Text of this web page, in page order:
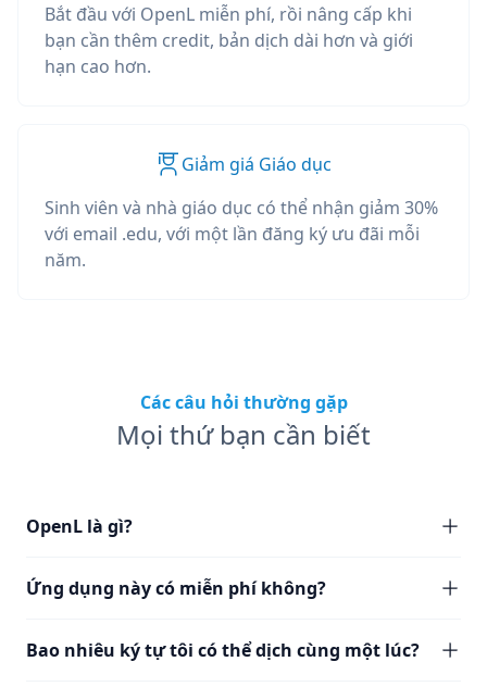
Bắt đầu với OpenL miễn phí, rồi nâng cấp khi
bạn cần thêm credit, bản dịch dài hơn và giới
hạn cao hơn.
Giảm giá Giáo dục
Sinh viên và nhà giáo dục có thể nhận giảm 30%
với email .edu, với một lần đăng ký ưu đãi mỗi
năm.
Các câu hỏi thường gặp
Mọi thứ bạn cần biết
OpenL là gì?
Ứng dụng này có miễn phí không?
Bao nhiêu ký tự tôi có thể dịch cùng một lúc?